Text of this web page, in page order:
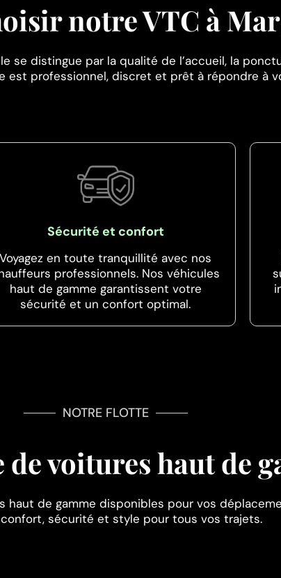
notre VTC à
se distingue par la qualité de l’accueil, la
est professionnel, discret et prêt à répondre à
Sécurité et confort
Voyagez en toute tranquillité avec nos
professionnels. Nos véhicules
haut de gamme garantissent votre
sécurité et un confort optimal.
NOTRE FLOTTE
voitures haut de
de gamme disponibles pour vos
sécurité et style pour tous vos trajets.